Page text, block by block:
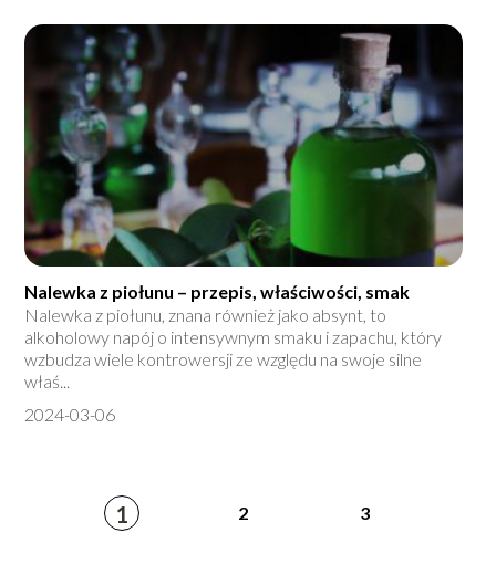
Nalewka z piołunu – przepis, właściwości, smak
Nalewka z piołunu, znana również jako absynt, to
alkoholowy napój o intensywnym smaku i zapachu, który
wzbudza wiele kontrowersji ze względu na swoje silne
właś...
2024-03-06
1 2 3